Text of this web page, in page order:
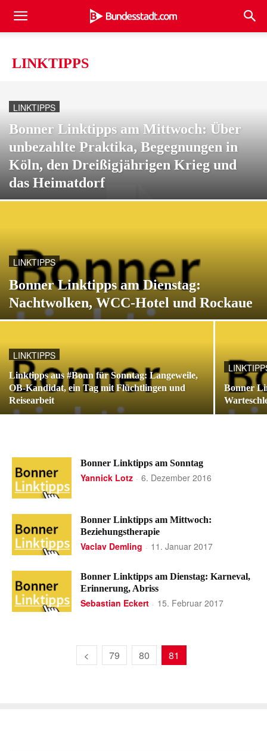
LINKTIPPS
LINKTIPPS
Bonner Linktipps am Mittwoch: Über
unbezahlte Praktika, Begegnungen in
Köln, den Dreißigjährigen Krieg und
das Heimatdorf
LINKTIPPS
Bonner Linktipps am Dienstag:
Nachtwolken, WCC-Hotel und Rockaue
LINKTIPPS
Linktipps aus #Bonn für Sonntag: Langeweile,
OB-Kandidat, ein Tag mit Flüchtlingen und
Reisearbeit
Bonner
Bonner Linktipps am Sonntag
Yannick Lotz - 6. Dezember 2016
Bonner Linktipps am Mittwoch:
Beziehungstherapie
Vaclav Demling - 11. Januar 2017
Bonner Linktipps am Dienstag: Karneval,
Erinnerung, Abriss
Sebastian Eckert - 15. Februar 2017
79 80 81